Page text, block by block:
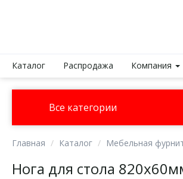
Каталог Распродажа Компания
Все категории
Главная Каталог Мебельная
Нога для стола